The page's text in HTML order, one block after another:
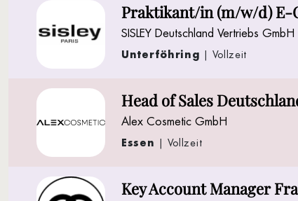
Praktikant/in (m/w/d) E-
SISLEY Deutschland Vertriebs GmbH
Unterföhring | Vollzeit
Head of Sales
Alex Cosmetic GmbH
Essen | Vollzeit
Key Account Manager